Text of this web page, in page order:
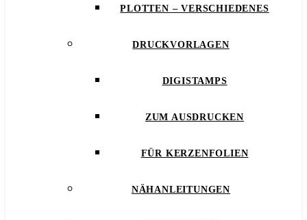
PLOTTEN – VERSCHIEDENES
DRUCKVORLAGEN
DIGISTAMPS
ZUM AUSDRUCKEN
FÜR KERZENFOLIEN
NÄHANLEITUNGEN